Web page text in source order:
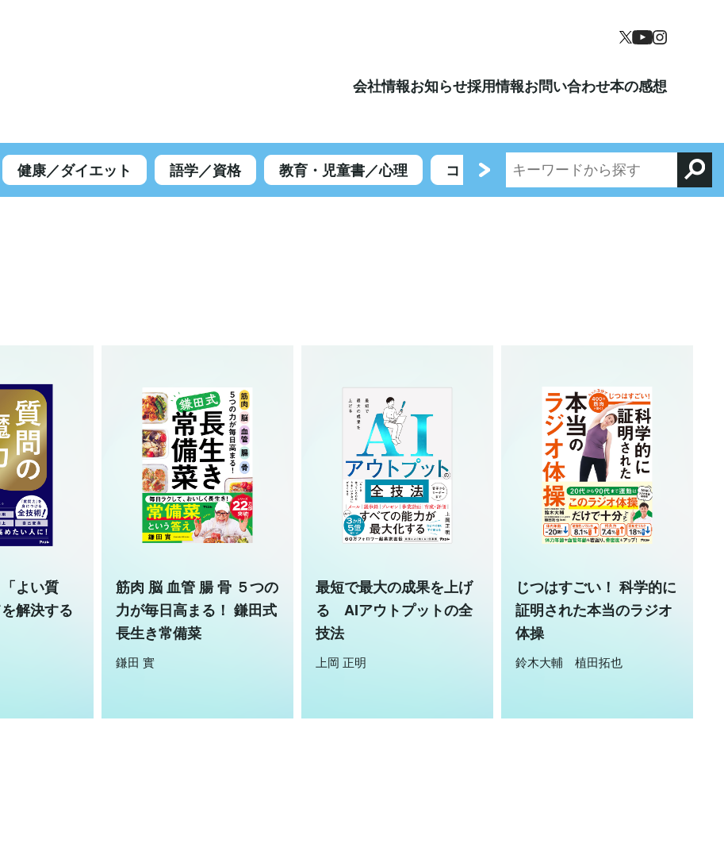
会社情報お知らせ採用情報お問い合わせ本の感想
健康／ダイエット 語学／資格 教育・児童書／心理 コミックエッセイ／エンターテイメント
よい質
解決する
筋肉 脳 血管 腸 骨 ５つの
力が毎日高まる！ 鎌田式
長生き常備菜
鎌田 實
最短で最大の成果を上げ
る AIアウトプットの全
技法
上岡 正明
じつはすごい！ 科学的に
証明された本当のラジオ
体操
鈴木大輔 植田拓也